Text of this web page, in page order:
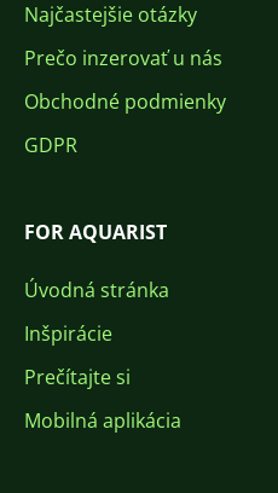
Najčastejšie otázky
Prečo inzerovať u nás
Obchodné podmienky
GDPR
FOR AQUARIST
Úvodná stránka
Inšpirácie
Prečítajte si
Mobilná aplikácia